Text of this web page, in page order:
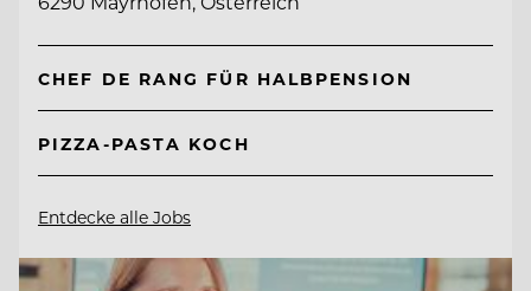
CHEF DE RANG FÜR HALBPENSION
PIZZA-PASTA KOCH
Entdecke alle Jobs